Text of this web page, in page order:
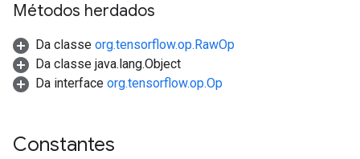
Métodos herdados
Da classe org.tensorflow.op.RawOp
Da classe java.lang.Object
Da interface org.tensorflow.op.Op
Constantes